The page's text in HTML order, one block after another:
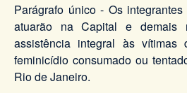
Parágrafo único - Os
atuarão na Capital e demais
assistência integral às vítimas
feminicídio consumado ou
Rio de Janeiro.